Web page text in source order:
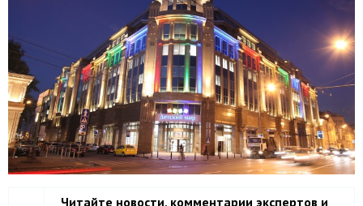
Читайте новости, комментарии экспертов и